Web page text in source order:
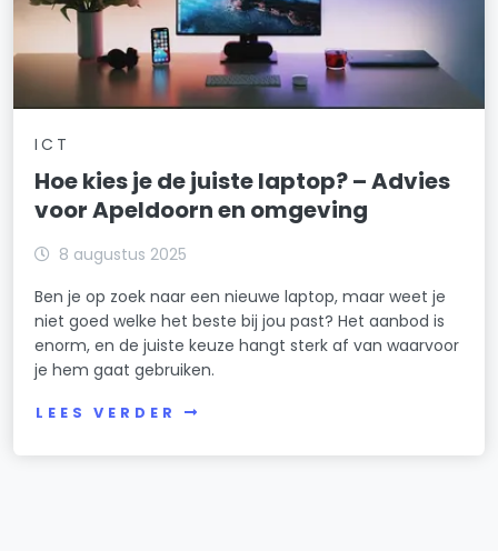
ICT
Hoe kies je de juiste laptop? – Advies
voor Apeldoorn en omgeving
8 augustus 2025
Ben je op zoek naar een nieuwe laptop, maar weet je
niet goed welke het beste bij jou past? Het aanbod is
enorm, en de juiste keuze hangt sterk af van waarvoor
je hem gaat gebruiken.
LEES VERDER